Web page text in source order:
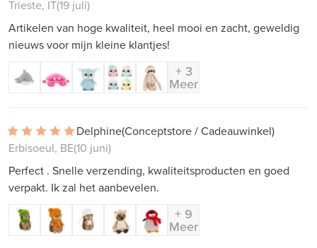
Trieste, IT(19 juli)
Artikelen van hoge kwaliteit, heel mooi en zacht, geweldig
nieuws voor mijn kleine klantjes!
+ 3
Meer
Delphine(Conceptstore / Cadeauwinkel)
Erbisoeul, BE(10 juni)
Perfect . Snelle verzending, kwaliteitsproducten en goed
verpakt. Ik zal het aanbevelen.
+ 9
Meer